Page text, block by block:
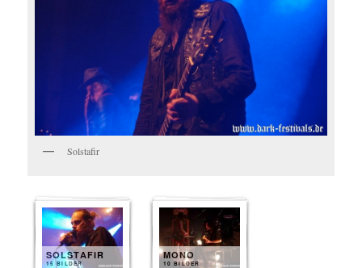
Solstafir
SOLSTAFIR
15 BILDER
MONO
10 BILDER